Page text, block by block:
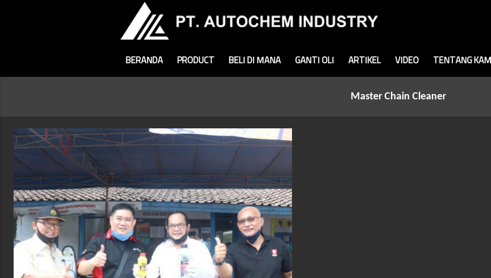
BERANDA PRODUCT BELI DI MANA GANTI OLI ARTIKEL VIDEO TENTANG KAMI
Master Chain Cleaner